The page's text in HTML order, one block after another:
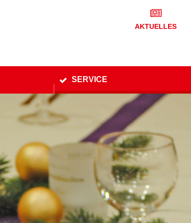
AKTUELLES
SERVICE